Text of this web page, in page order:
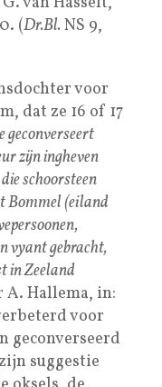
(Dr.Bl.NS 9,
voor
dat ze 16 of 17
geconverseert
zijn ingheven
schoorsteen
Bommel (eiland
vyant gebracht,
in Zeeland
A. Hallema, in:
voor
geconverseerd
suggestie